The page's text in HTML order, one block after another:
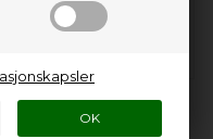
Lagersett, inkl.